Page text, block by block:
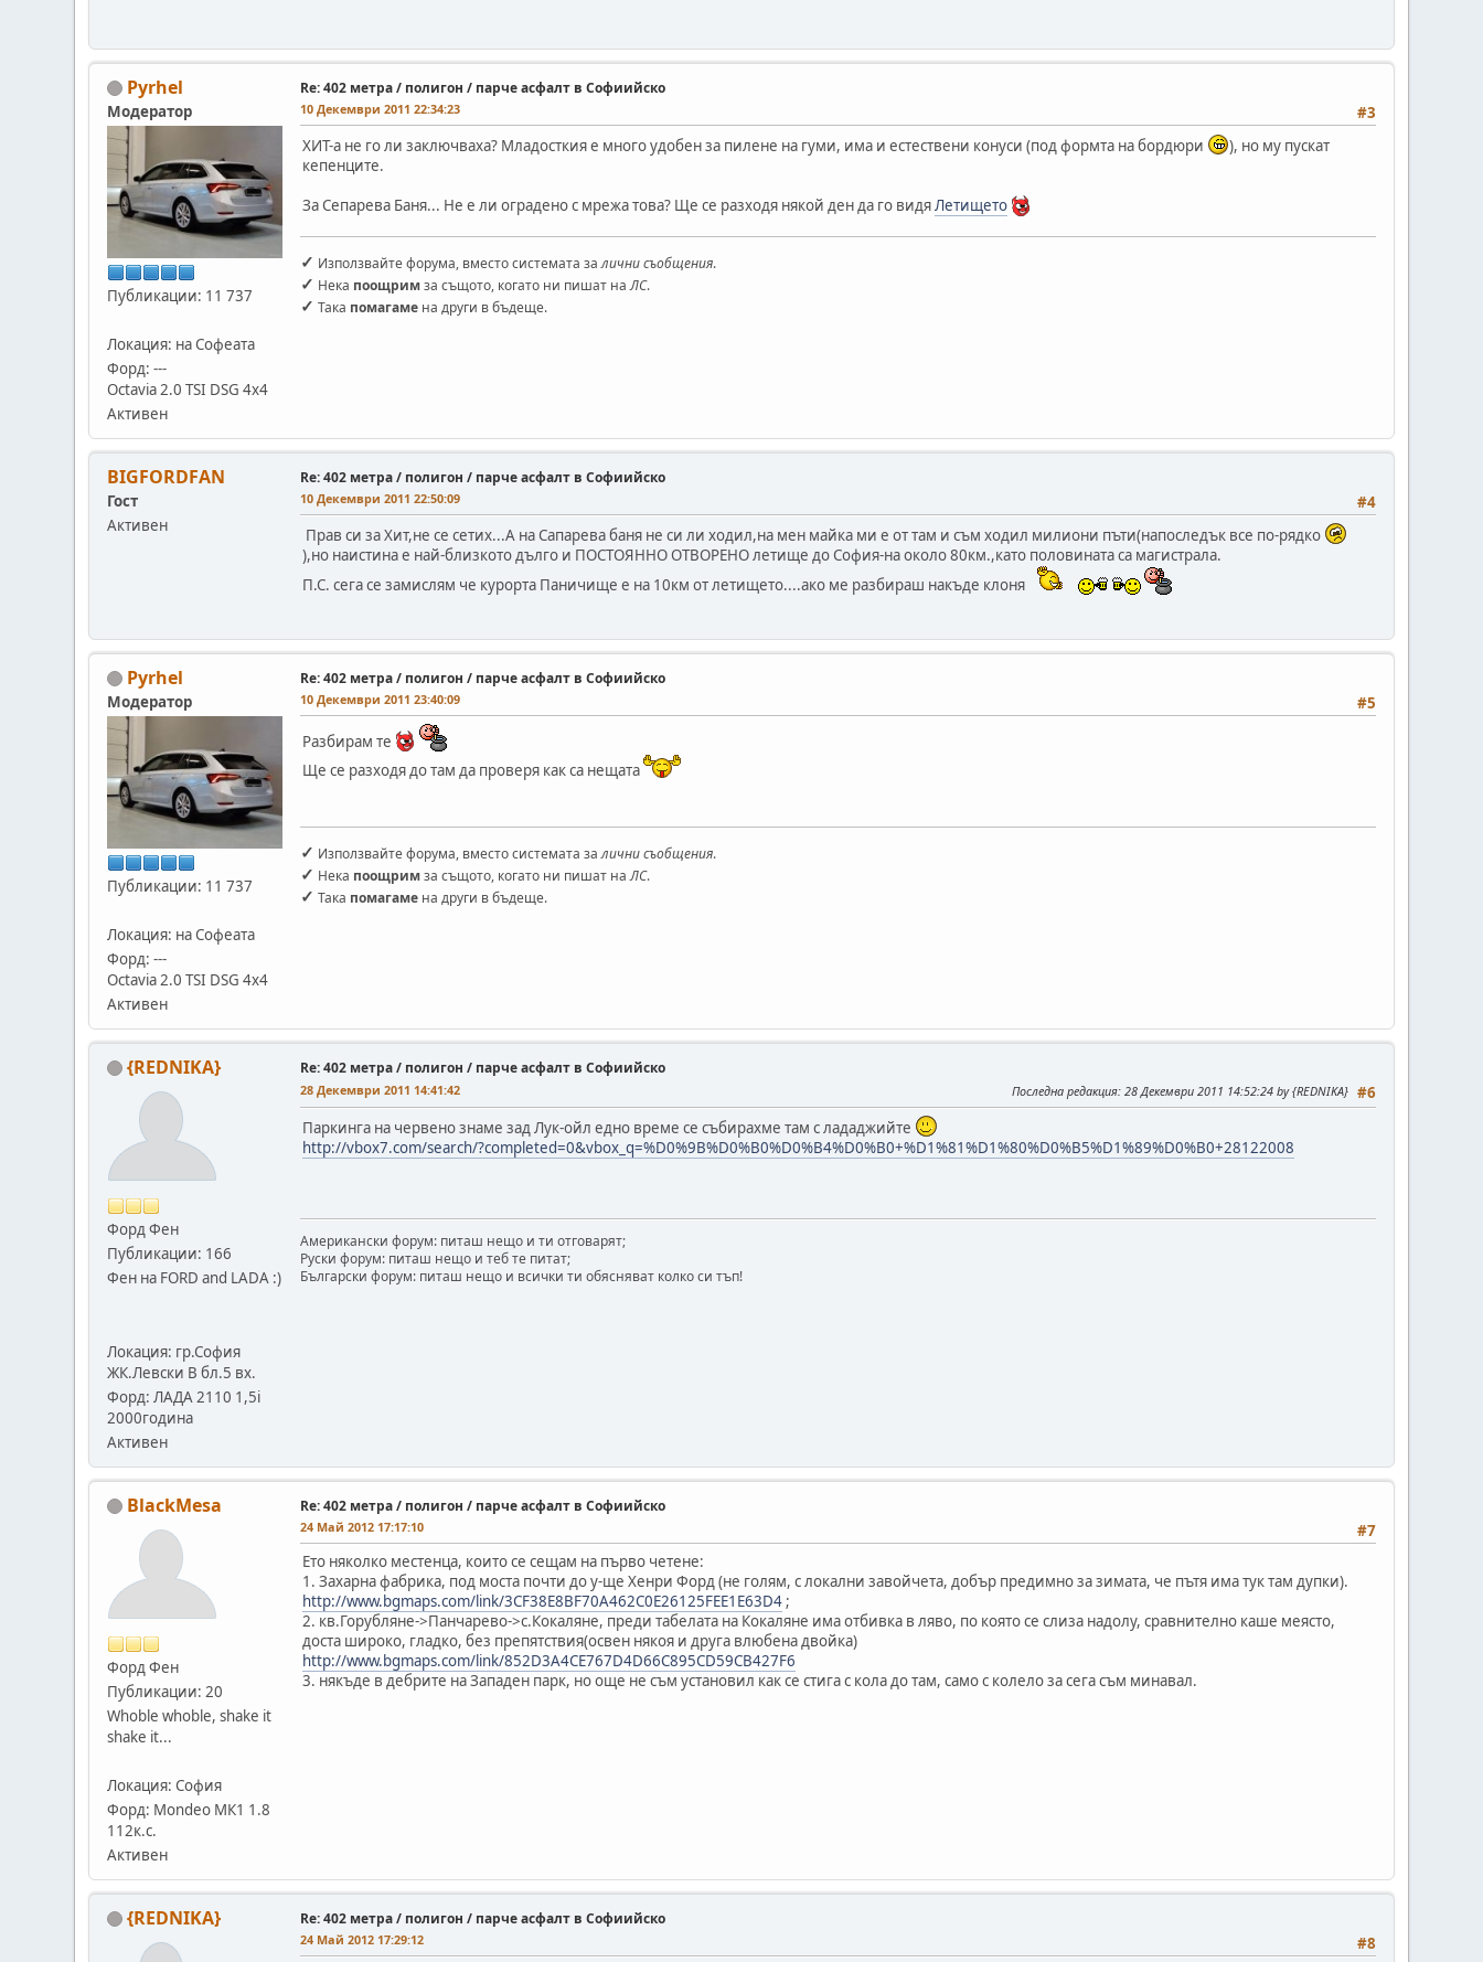
Pyrhel
Модератор
Публикации: 11 737
Локация: на Софеата
Форд: ---
Оctavia 2.0 TSI DSG 4x4
Активен
Re: 402 метра / полигон / парче асфалт в Софиийско
#3
10 Декември 2011 22:34:23
ХИТ-а не го ли заключваха? Младосткия е много удобен за пилене на гуми, има и естествени конуси (под формта на бордюри
), но му пускат
кепенците.
За Сепарева Баня... Не е ли оградено с мрежа това? Ще се разходя някой ден да го видя Летището
✓ Използвайте форума, вместо системата залични съобщения.
✓ Нека поощримза същото, когато ни пишат наЛС.
✓ Така помагаме на други в бъдеще.
BIGFORDFAN
Гост
Активен
Re: 402 метра / полигон / парче асфалт в Софиийско
#4
10 Декември 2011 22:50:09
Прав си за Хит,не се сетих...А на Сапарева баня не си ли ходил,на мен майка ми е от там и съм ходил милиони пъти(напоследък все по-рядко
),но наистина е най-близкото дълго и ПОСТОЯННО ОТВОРЕНО летище до София-на около 80км.,като половината са магистрала.
П.С. сега се замислям че курорта Паничище е на 10км от летището....ако ме разбираш накъде клоня
Pyrhel
Модератор
Публикации: 11 737
Локация: на Софеата
Форд: ---
Оctavia 2.0 TSI DSG 4x4
Активен
Re: 402 метра / полигон / парче асфалт в Софиийско
#5
10 Декември 2011 23:40:09
Разбирам те
Ще се разходя до там да проверя как са нещата
✓ Използвайте форума, вместо системата залични съобщения.
✓ Нека поощримза същото, когато ни пишат наЛС.
✓ Така помагаме на други в бъдеще.
{REDNIKA}
Форд Фен
Публикации: 166
Фен на FORD and LADA :)
Локация: гр.София
ЖК.Левски В бл.5 вх.
Форд: ЛАДА 2110 1,5i
2000година
Активен
Re: 402 метра / полигон / парче асфалт в Софиийско
#6
28 Декември 2011 14:41:42 Последна редакция: 28 Декември 2011 14:52:24 by {REDNIKA}
Паркинга на червено знаме зад Лук-ойл едно време се събирахме там с лададжийте
http://vbox7.com/search/?completed=0&vbox_q=%D0%9B%D0%B0%D0%B4%D0%B0+%D1%81%D1%80%D0%B5%D1%89%D0%B0+28122008
Американски форум: питаш нещо и ти отговарят;
Руски форум: питаш нещо и теб те питат;
Български форум: питаш нещо и всички ти обясняват колко си тъп!
BlackMesa
Форд Фен
Публикации: 20
Whoble whoble, shake it
shake it...
Локация: София
Форд: Mondeo MК1 1.8
112к.с.
Активен
Re: 402 метра / полигон / парче асфалт в Софиийско
#7
24 Май 2012 17:17:10
Ето няколко местенца, които се сещам на първо четене:
1. Захарна фабрика, под моста почти до у-ще Хенри Форд (не голям, с локални завойчета, добър предимно за зимата, че пътя има тук там дупки).
http://www.bgmaps.com/link/3CF38E8BF70A462C0E26125FEE1E63D4 ;
2. кв.Горубляне->Панчарево->с.Кокаляне, преди табелата на Кокаляне има отбивка в ляво, по която се слиза надолу, сравнително каше меясто,
доста широко, гладко, без препятствия(освен някоя и друга влюбена двойка)
http://www.bgmaps.com/link/852D3A4CE767D4D66C895CD59CB427F6
3. някъде в дебрите на Западен парк, но още не съм установил как се стига с кола до там, само с колело за сега съм минавал.
{REDNIKA} Re: 402 метра / полигон / парче асфалт в Софиийско
#8
24 Май 2012 17:29:12